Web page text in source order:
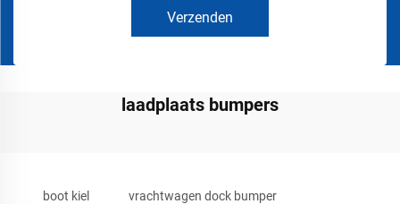
Verzenden
laadplaats bumpers
boot kiel vrachtwagen dock bumper